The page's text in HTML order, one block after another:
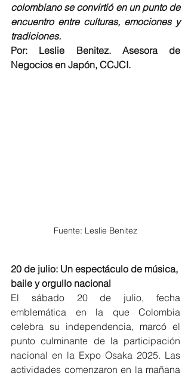
colombiano se convirtió en un punto de
encuentro entre culturas, emociones y
tradiciones.
Por: Leslie Benitez. Asesora de
Negocios en Japón, CCJCI.
Fuente: Leslie Benitez
20 de julio: Un espectáculo de música,
baile y orgullo nacional
El sábado 20 de julio, fecha
emblemática en la que Colombia
celebra su independencia, marcó el
punto culminante de la participación
nacional en la Expo Osaka 2025. Las
actividades comenzaron en la mañana